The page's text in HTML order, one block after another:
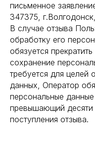
письменное
347375,
В случае отзыва
обработку его
обязуется
сохранение
требуется для целей
данных, Оператор
персональные
превышающий десяти
поступления отзыва.